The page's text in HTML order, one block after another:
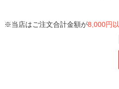
※当店はご注文合計金額が8,000円